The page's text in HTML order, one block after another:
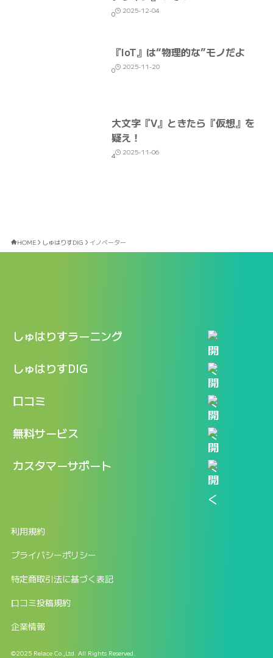
0 2025-12-04
『IoT』は“物理的な”モノだよ
0 2025-11-20
大文字『V』ときたら『仮想』を
疑え！
4 2025-11-06
HOME しゅはりすDIG イノベーター
しゅはりすラーニング
特長
料金
新着情報
ログイン
しゅはりすDIG
記事一覧
口コミ
口コミ一覧
無料サービス
LINEで『Iパス ならし学習』
カスタマーサポート
返金申請フォーム
利用規約
プライバシーポリシー
特定商取引法に基づく表記
口コミ投稿規約
企業情報
©2025 Relace Co.,Ltd. All Rights Reserved.